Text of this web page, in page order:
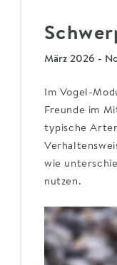
März 2026 -
Im Vogel-
Freunde im
typische
wie
nutzen.